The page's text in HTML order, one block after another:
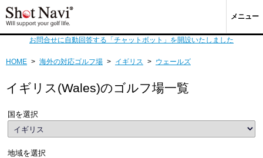
メニュー
お問合せに自動回答する「チャットボット」を開設いたしました
HOME > 海外の対応ゴルフ場 > イギリス > ウェールズ
イギリス(Wales)のゴルフ場一覧
国を選択
地域を選択